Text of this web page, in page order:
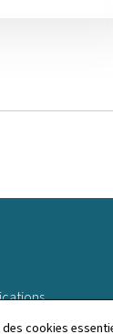
cookies